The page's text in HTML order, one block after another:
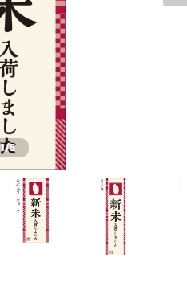
1/5